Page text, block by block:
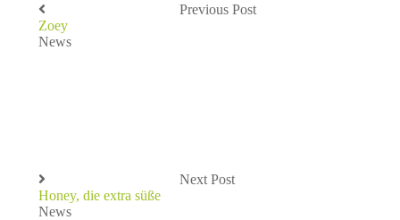
Previous Post
Zoey
News
Next Post
Honey, die extra süße
News